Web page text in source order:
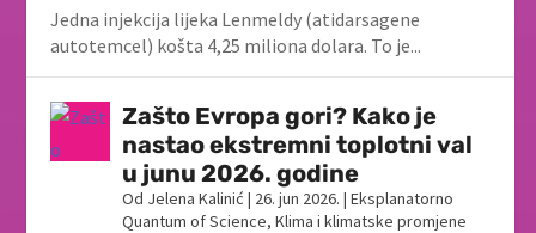
Jedna injekcija lijeka Lenmeldy (atidarsagene
autotemcel) košta 4,25 miliona dolara. To je...
Zašto Evropa gori? Kako je
nastao ekstremni toplotni val
u junu 2026. godine
Od Jelena Kalinić | 26. jun 2026. |Eksplanatorno
Quantum of Science,Klima i klimatske promjene